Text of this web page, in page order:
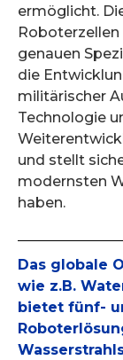
ermöglicht.
Roboterzellen
genauen
die
militärischer
Technologie
und stellt
modernsten
haben.
Das globale
wie z.B.
bietet fünf-